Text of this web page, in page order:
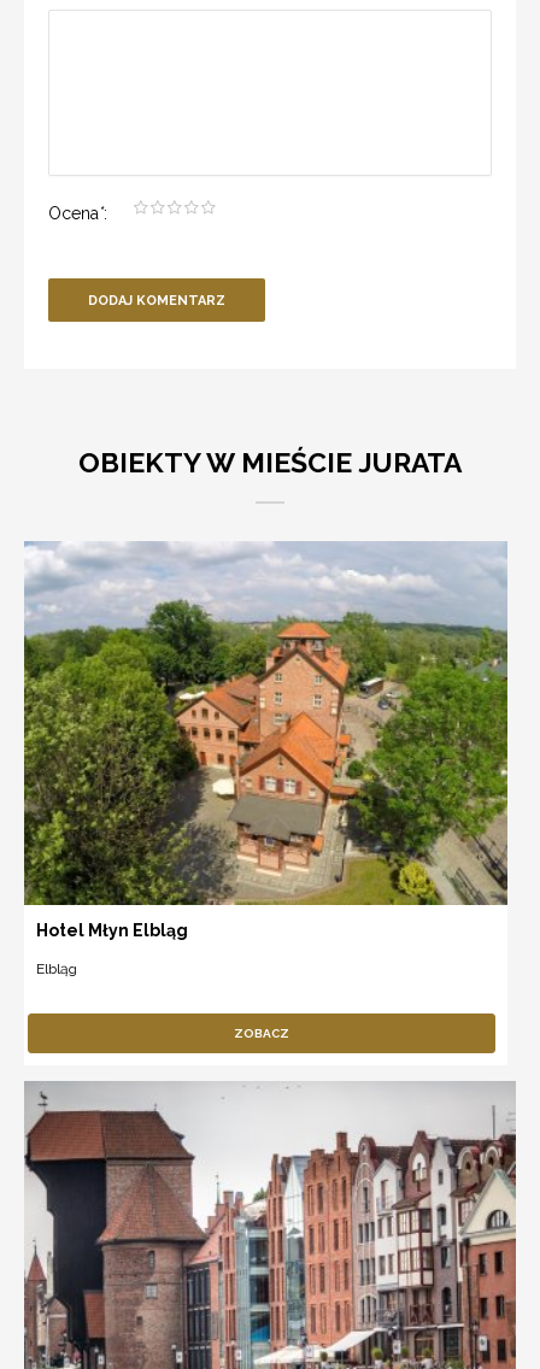
Ocena*:
DODAJ KOMENTARZ
OBIEKTY W MIEŚCIE JURATA
Hotel Młyn Elbląg
Elbląg
ZOBACZ